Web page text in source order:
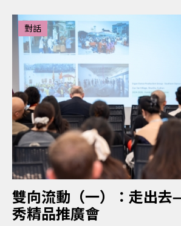
對話
雙向流動（一）：走出
秀精品推廣會